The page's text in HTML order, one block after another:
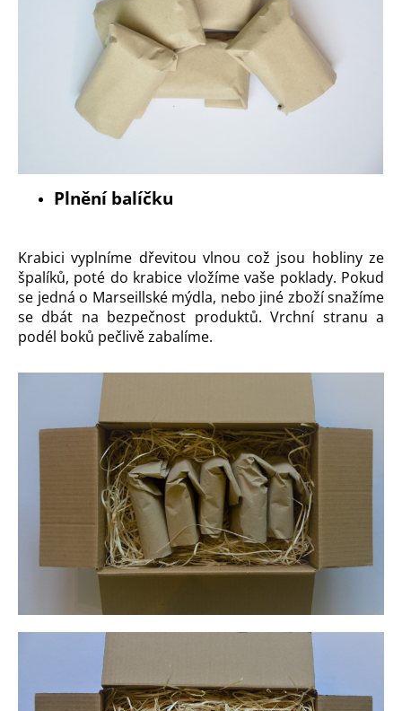
Plnění balíčku
Krabici vyplníme dřevitou vlnou což jsou hobliny ze
špalíků, poté do krabice vložíme vaše poklady. Pokud
se jedná o Marseillské mýdla, nebo jiné zboží snažíme
se dbát na bezpečnost produktů. Vrchní stranu a
podél boků pečlivě zabalíme.